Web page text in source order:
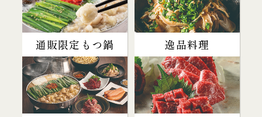
通販限定もつ鍋 逸品料理